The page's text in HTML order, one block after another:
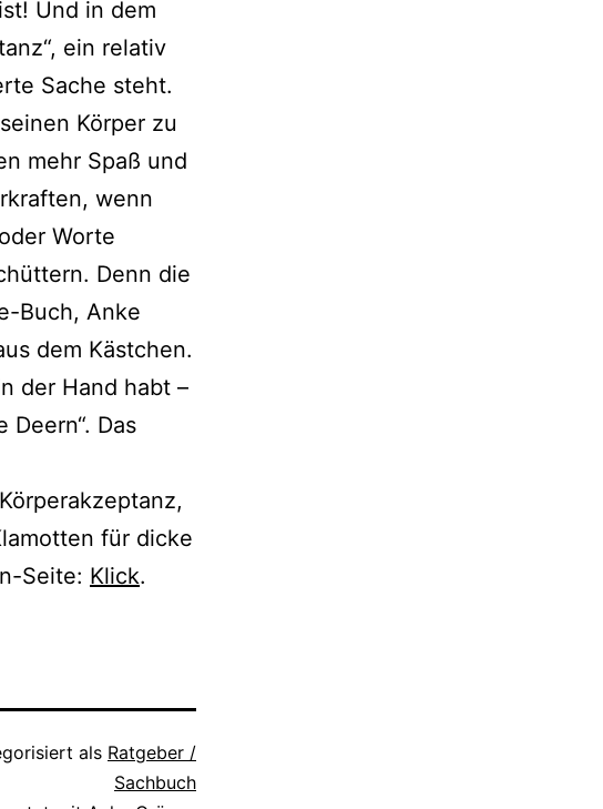
Und in dem
ein rela­tiv
Sache steht.
Körper zu
mehr Spaß und
wenn
Worte
Denn die
Buch, Anke
dem Kästchen.
der Hand habt –
Das
für dicke
Seite: Klick.
als Ratgeber /
Sachbuch